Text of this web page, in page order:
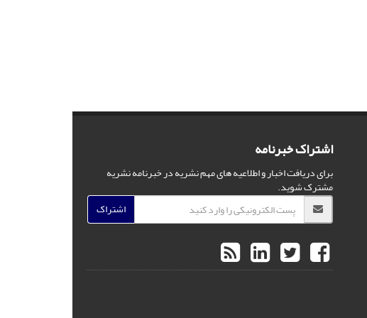
اشتراک خبرنامه
برای دریافت اخبار و اطلاعیه های مهم نشریه در خبرنامه نشریه
مشترک شوید.
اشتراک